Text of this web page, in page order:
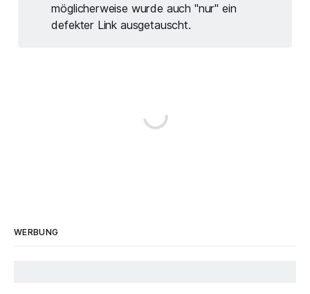
möglicherweise wurde auch "nur" ein
defekter Link ausgetauscht.
WERBUNG